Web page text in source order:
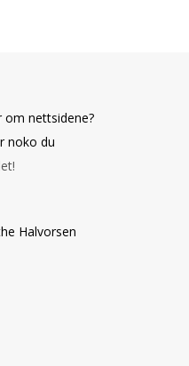
om nettsidene?
noko du
Halvorsen